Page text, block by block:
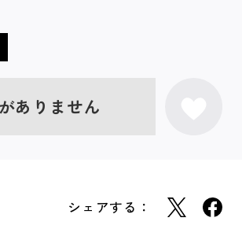
ありません
シェアする：